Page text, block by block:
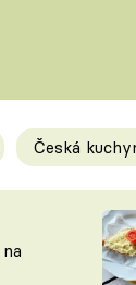
Česká